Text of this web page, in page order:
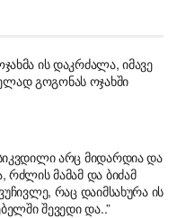
ის დაკრძალა, იმავე
გოგონას ოჯახში
არც მიდარდია და
მამამ და ბიძამ
რაც დაიმსახურა ის
შევედი და..”